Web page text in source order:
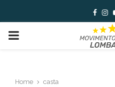
PRIMARY
Home casta